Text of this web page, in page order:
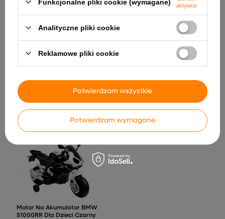
Składany Zero Gravity
Zagłówek Stalowy Czarny
182,84 zł
Kuchnia Interaktywna Dla
Dzieci Lodówka Okap Kran
195,65 zł
Motor Na Akumulator BMW
S1000RR Dla Dzieci Czarny
Funkcjonalne pliki cookie (wymagane)
aktywne
Analityczne pliki cookie
Reklamowe pliki cookie
Potwierdzam wymagane
Potwierdzam wszystkie